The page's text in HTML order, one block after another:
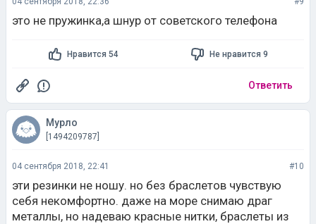
это не пружинка,а шнур от советского телефона
Нравится 54 Не нравится 9
Ответить
Мурло
[1494209787]
04 сентября 2018, 22:41 #10
эти резинки не ношу. но без браслетов чувствую
себя некомфортно. даже на море снимаю драг
металлы, но надеваю красные нитки, браслеты из